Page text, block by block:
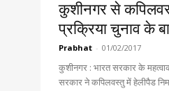
कुशीनगर से
प्रक्रिया चुनाव के
Prabhat - 01/02/2017
कुशीनगर : भारत सरकार के
सरकार ने कपिलवस्तु में हेलीपैड